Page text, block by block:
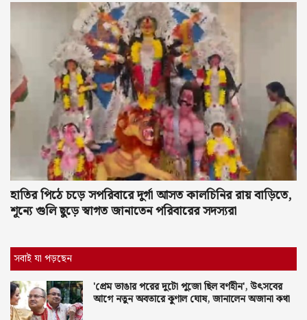
হাতির পিঠে চড়ে সপরিবারে দুর্গা আসত কালচিনির রায় বাড়িতে,
শূন্যে গুলি ছুড়ে স্বাগত জানাতেন পরিবারের সদস্যরা
সবাই যা পড়ছেন
'প্রেম ভাঙার পরের দুটো পুজো ছিল বর্ণহীন', উৎসবের
আগে নতুন অবতারে কুণাল ঘোষ, জানালেন অজানা কথা